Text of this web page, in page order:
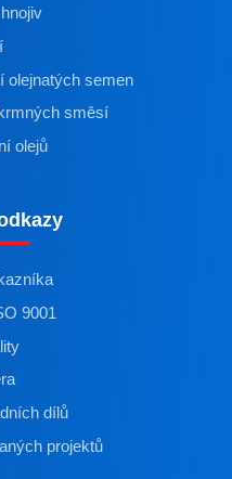
olejnatých semen
směsí
olejů
9001
dílů
projektů